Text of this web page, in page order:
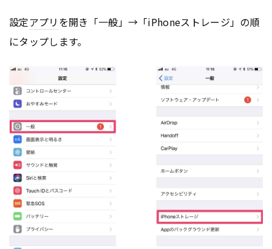
設定アプリ を開き「一般」→「iPhoneストレージ」の順
にタップします。